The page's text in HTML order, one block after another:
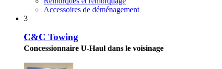
Accessoires de déménagement
3
C&C Towing
Concessionnaire U-Haul dans le voisinage